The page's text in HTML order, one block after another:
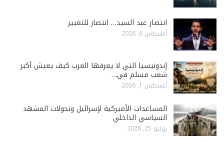
انتصار عبد السيد… انتصار للتغيير
أغسطس 6, 2026
إندونيسيا التي لا يعرفها العرب كيف يعيش أكبر
شعب مسلم في…
أغسطس 1, 2026
المساعدات الأميركية لإسرائيل وتحولات المشهد
السياسي الداخلي
يوليو 25, 2026